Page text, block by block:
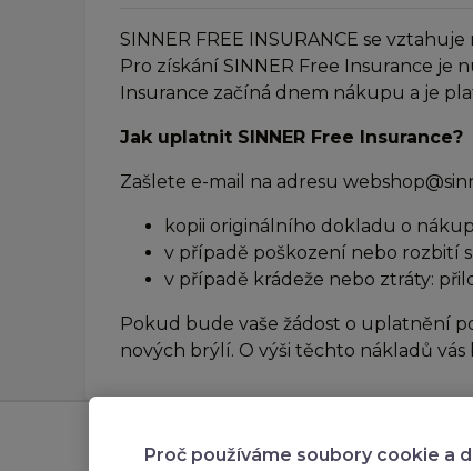
SINNER FREE INSURANCE se
Pro získání SINNER Free Insurance je
Insurance začíná dnem nákupu a je
Jak uplatnit SINNER Free Insurance?
Zašlete e-mail na adresu
kopii originálního dokladu o
v případě poškození nebo rozbití
v případě krádeže nebo ztráty:
Pokud bude vaše žádost o uplatnění
nových brýlí. O výši těchto nákladů
Proč používáme soubory cookie a